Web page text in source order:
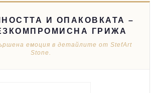
И ОПАКОВКАТА –
ГРИЖА
емоция в детайлите от StefArt
Stone.